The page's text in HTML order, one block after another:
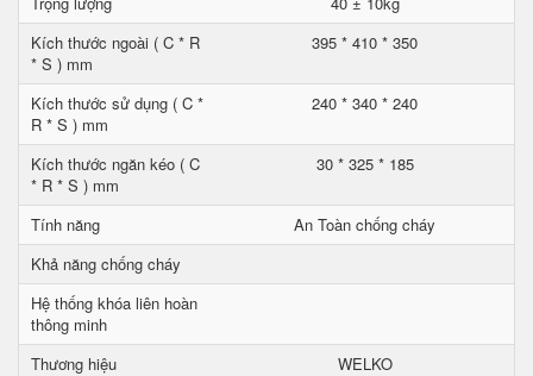
Kích thước ngoài ( C * R
* S ) mm
395 * 410 * 350
Kích thước sử dụng ( C *
R * S ) mm
240 * 340 * 240
Kích thước ngăn kéo ( C
* R * S ) mm
30 * 325 * 185
Tính năng
An Toàn chống cháy
Khả năng chống cháy
Hệ thống khóa liên hoàn
thông minh
Thương hiệu
WELKO